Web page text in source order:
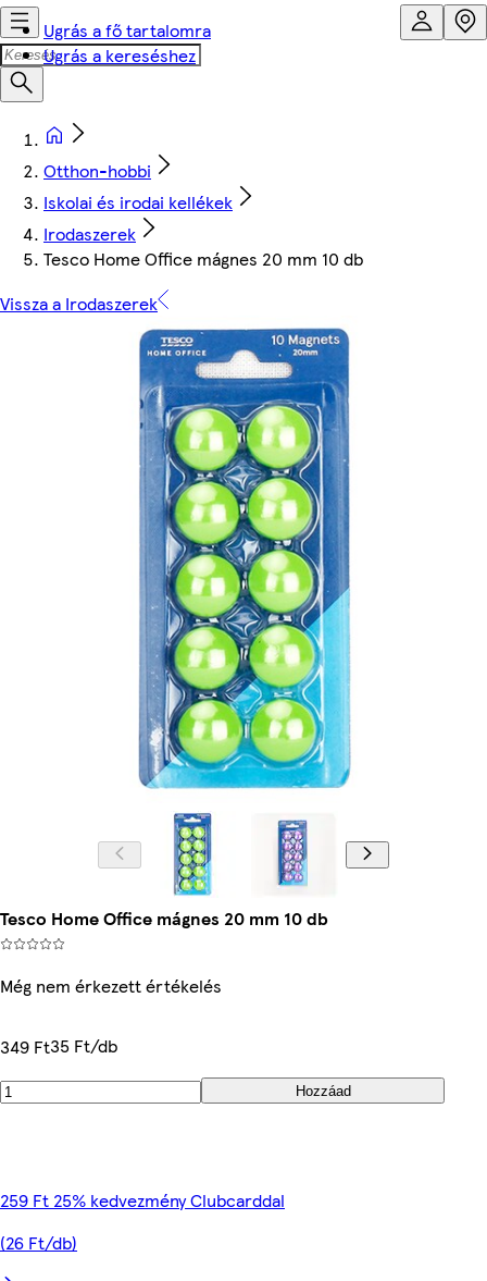
Ugrás a fő tartalomra
Ugrás a kereséshez
Otthon-hobbi
Iskolai és irodai kellékek
Irodaszerek
Tesco Home Office mágnes 20 mm 10 db
Vissza a Irodaszerek
Tesco Home Office mágnes 20 mm 10 db
Még nem érkezett értékelés
349 Ft35 Ft/db
Hozzáad
259 Ft 25% kedvezmény Clubcarddal
(26 Ft/db)